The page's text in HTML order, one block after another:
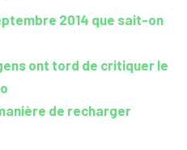
2014 que sait-on
ont tord de critiquer le
de recharger